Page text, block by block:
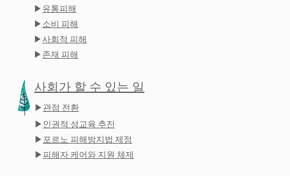
사회가 할 수 있는 일
▶ 관점 전환
▶ 인권적 성교육 추진
▶ 포르노 피해방지법 제정
▶ 피해자 케어와 지원 체제
▶ 유통피해
▶ 소비 피해
▶사회적 피해
▶ 존재 피해